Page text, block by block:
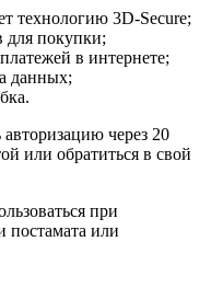
технологию 3D-Secure;
для покупки;
в интернете;
данных;
через 20
или обратиться в свой
при
постамата или